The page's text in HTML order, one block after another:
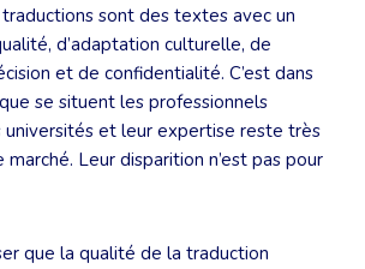
sont des textes avec un
d’adaptation culturelle, de
et de confidentialité. C’est dans
se situent les professionnels
universités et leur expertise reste très
Leur disparition n’est pas pour
que la qualité de la traduction